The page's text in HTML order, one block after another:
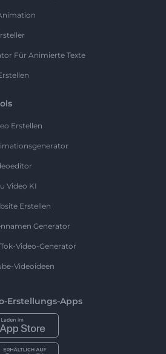
Für Animierte Texte
Erstellen
Video KI
Erstellen
Generator
Video-Generator
Videoideen
Erstellungs-Apps